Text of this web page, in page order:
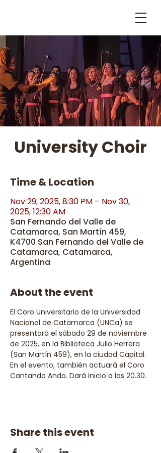
University Choir
Time & Location
Nov 29, 2025, 8:30 PM – Nov 30,
2025, 12:30 AM
San Fernando del Valle de
Catamarca, San Martín 459,
K4700 San Fernando del Valle de
Catamarca, Catamarca,
Argentina
About the event
El Coro Universitario de la Universidad
Nacional de Catamarca (UNCa) se
presentará el sábado 29 de noviembre
de 2025, en la Biblioteca Julio Herrera
(San Martín 459), en la ciudad Capital.
En el evento, también actuará el Coro
Cantando Ando. Dará inicio a las 20.30.
Share this event